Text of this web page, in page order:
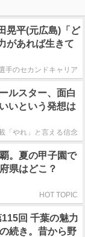
晃平(元広島)「ど
があれば生きて
手のセカンドキャリア
ルスター、面白
いという発想は
「やれ」と言える信念
。夏の甲子園で
県はどこ？
HOT TOPIC
回 千葉の魅力
続き。昔から野